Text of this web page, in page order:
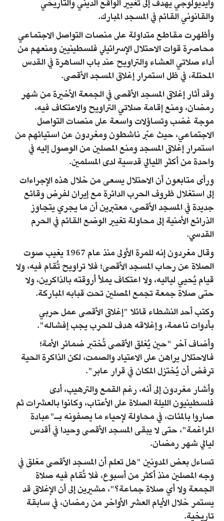
وأيديولوجي يهدف إلى تغيير الواقع الديني والتاريخي
والقانوني القائم في المسجد المبارك.
وأظهرت مقاطع متداولة على منصات التواصل الاجتماعي
محاصرة قوات الاحتلال الإسرائيلي فلسطينيين ومنعهم من
أداء صلاتي العشاء والتراويح عند باب الساهرة في القدس
المحتلة، في ظل استمرار إغلاق المسجد الأقصى.
وقد أثار إغلاق المسجد الأقصى في الجمعة الأخيرة من شهر
رمضان، ومنع إقامة صلاتي التراويح والاعتكاف فيه،
موجة غضب وتساؤلات واسعة على منصات التواصل
الاجتماعي، حيث عبّر ناشطون ومغردون عن استيائهم من
استمرار إغلاق المسجد ومنع المصلين من الوصول إليه في
واحدة من أكثر الليالي قدسية لدى المسلمين.
ورأى متابعون أن الاحتلال يسعى من خلال هذه الإجراءات
إلى استغلال ظروف الحرب الدائرة مع إيران لفرض وقائع
جديدة في المسجد الأقصى، معتبرين أن ما يجري يتجاوز
الذرائع الأمنية إلى محاولة تغيير الوضع القائم في الحرم
القدسي.
وقال مغردون إنه للمرة الأولى منذ عام 1967 يغيب صوت
الصلاة عن رحاب المسجد الأقصى؛ فلا تراويح تُقام فيه، ولا
قيام يُحيي لياليه، ولا اعتكاف يملأ أروقته بالذاكرين، ولا
حتى صلاة جمعة تجمع المصلين تحت قبابه المباركة.
وكتب أحد النشطاء قائلا "إغلاق الأقصى عمل حربي
بأدوات ناعمة، وإغلاقه هدف للحرب يجب إفشاله".
وأضاف آخر "حين يُغلق الأقصى تُختبر ضمائر الأمة؛
فالاحتلال يراهن على الاعتياد والصمت، لكن الذاكرة الحية
ترفض أن يُختزل المكان في قرار عابر".
وأشار مغردون إلى أنه، رغم القمع والترهيب، أدى
فلسطينيون الليلة الصلاة على الأعتاب، وكانوا بالعشرات ثم
صاروا بالمئات، في محاولة لإحياء ما يصفونه بـ"عبادة
المراغمة"، حتى لا يبقى المسجد الأقصى وحيدا في أقدس
ليالي شهر رمضان.
تساءل بعض المدونين "هل تعلم أن المسجد الأقصى مغلق في
وجه المصلين منذ أكثر من أسبوع، فلا تُقام فيه صلاة
الجمعة ولا أي صلاة جماعة؟"، مشيرين إلى أن الإغلاق قد
يستمر خلال الأيام العشر الأواخر من رمضان، في سابقة
تاريخية.